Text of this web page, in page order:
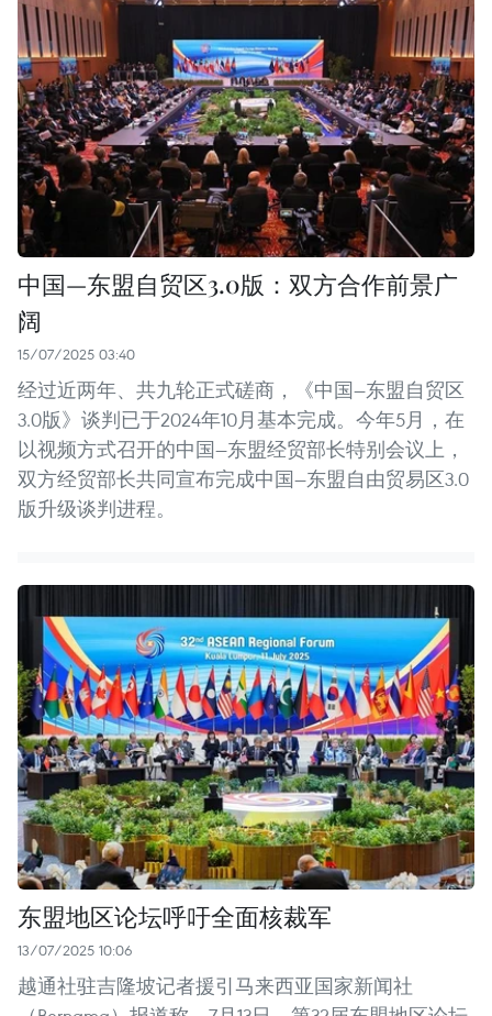
中国—东盟自贸区3.0版：双方合作前景广
阔
15/07/2025 03:40
经过近两年、共九轮正式磋商，《中国—东盟自贸区
3.0版》谈判已于2024年10月基本完成。今年5月，在
以视频方式召开的中国—东盟经贸部长特别会议上，
双方经贸部长共同宣布完成中国—东盟自由贸易区3.0
版升级谈判进程。
东盟地区论坛呼吁全面核裁军
13/07/2025 10:06
越通社驻吉隆坡记者援引马来西亚国家新闻社